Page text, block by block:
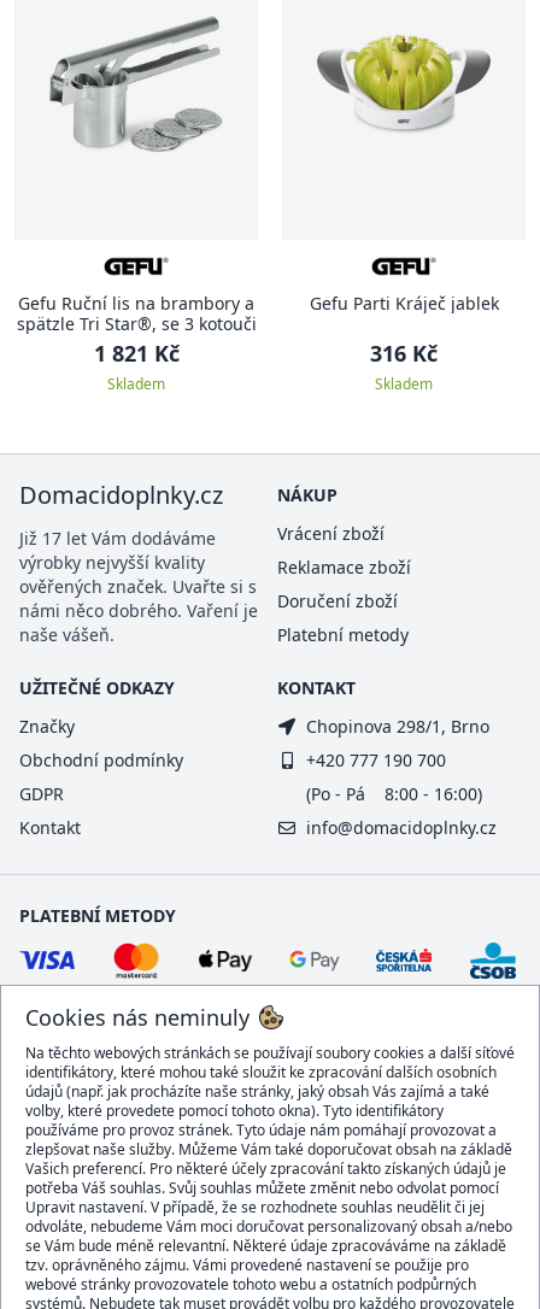
Gefu Ruční lis na brambory a
spätzle Tri Star®, se 3 kotouči
1 821 Kč
Skladem
Gefu Parti Kráječ jablek
316 Kč
Skladem
Cookies nás neminuly
Na těchto webových stránkách se používají soubory cookies a další síťové
identifikátory, které mohou také sloužit ke zpracování dalších osobních
údajů (např. jak procházíte naše stránky, jaký obsah Vás zajímá a také
volby, které provedete pomocí tohoto okna). Tyto identifikátory
používáme pro provoz stránek. Tyto údaje nám pomáhají provozovat a
zlepšovat naše služby. Můžeme Vám také doporučovat obsah na základě
Vašich preferencí. Pro některé účely zpracování takto získaných údajů je
potřeba Váš souhlas. Svůj souhlas můžete změnit nebo odvolat pomocí
Upravit nastavení. V případě, že se rozhodnete souhlas neudělit či jej
odvoláte, nebudeme Vám moci doručovat personalizovaný obsah a/nebo
se Vám bude méně relevantní. Některé údaje zpracováváme na základě
tzv. oprávněného zájmu. Vámi provedené nastavení se použije pro
webové stránky provozovatele tohoto webu a ostatních podpůrných
systémů. Nebudete tak muset provádět volbu pro každého provozovatele
Domacidoplnky.cz
Již 17 let Vám dodáváme
výrobky nejvyšší kvality
ověřených značek. Uvařte si s
námi něco dobrého. Vaření je
naše vášeň.
NÁKUP
Vrácení zboží
Reklamace zboží
Doručení zboží
Platební metody
UŽITEČNÉ ODKAZY
Značky
Obchodní podmínky
GDPR
Kontakt
KONTAKT
Chopinova 298/1, Brno
+420 777 190 700
(Po - Pá 8:00 - 16:00)
info@domacidoplnky.cz
PLATEBNÍ METODY
DOPRAVCI
BEZPEČNÝ OBCHOD